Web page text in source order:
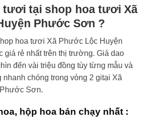
tươi tại shop hoa tươi Xã
Phước Sơn ?
hoa tươi Xã Phước Lộc Huyện
giá rẻ nhất trên thị trường. Giá dao
đến vài triệu đồng tùy từng mẫu và
nhanh chóng trong vòng 2 gitại Xã
Sơn.
hộp hoa bán chạy nhất :